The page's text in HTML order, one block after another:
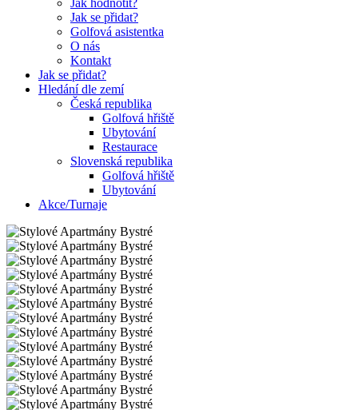
Jak hodnotit?
Jak se přidat?
Golfová asistentka
O nás
Kontakt
Jak se přidat?
Hledání dle zemí
Česká republika
Golfová hřiště
Ubytování
Restaurace
Slovenská republika
Golfová hřiště
Ubytování
Akce/Turnaje